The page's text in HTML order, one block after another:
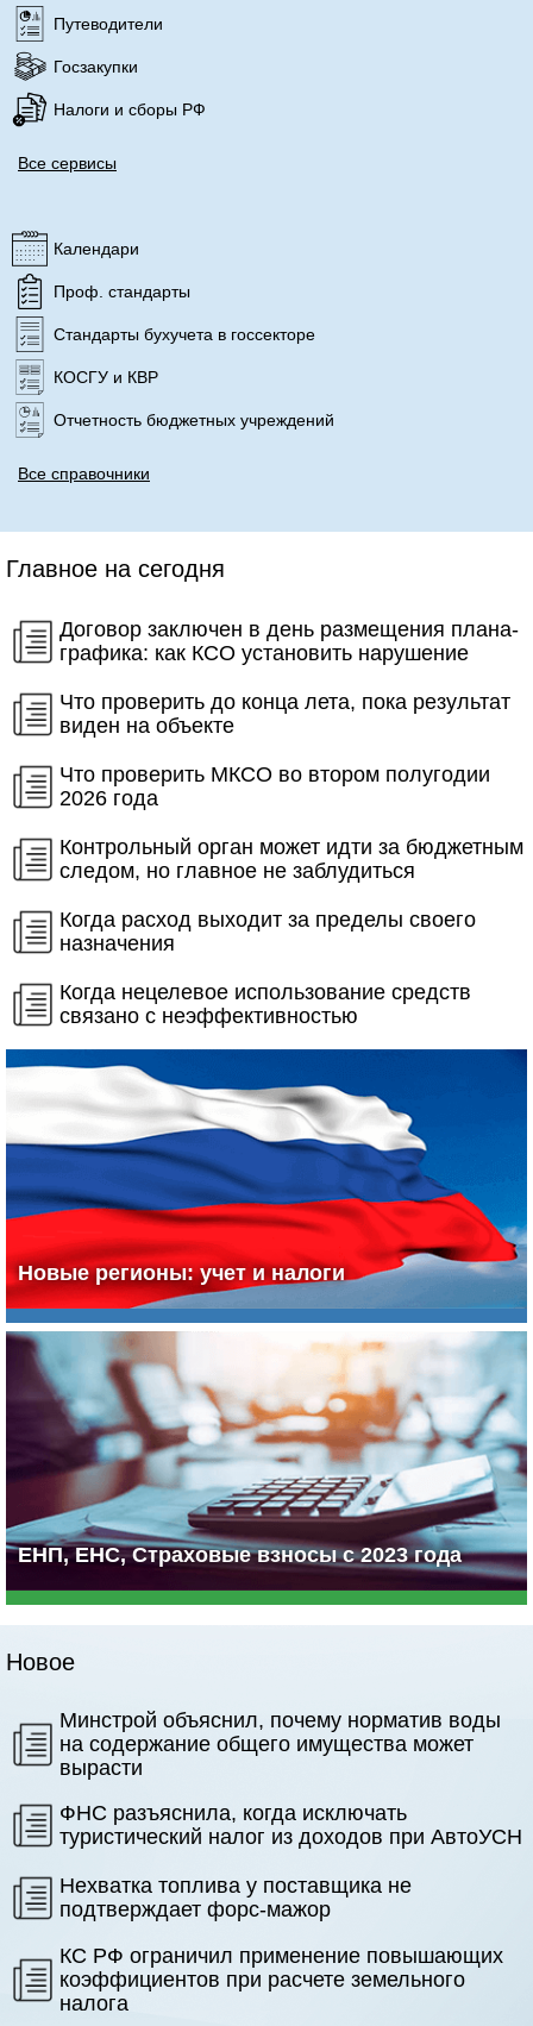
Путеводители
Госзакупки
Налоги и сборы РФ
Все сервисы
Календари
Проф. стандарты
Стандарты бухучета в госсекторе
КОСГУ и КВР
Отчетность бюджетных учреждений
Все справочники
Главное на сегодня
Договор заключен в день размещения плана-
графика: как КСО установить нарушение
Что проверить до конца лета, пока результат
виден на объекте
Что проверить МКСО во втором полугодии
2026 года
Контрольный орган может идти за бюджетным
следом, но главное не заблудиться
Когда расход выходит за пределы своего
назначения
Когда нецелевое использование средств
связано с неэффективностью
Новые регионы: учет и налоги
ЕНП, ЕНС, Страховые взносы с 2023 года
Новое
Минстрой объяснил, почему норматив воды
на содержание общего имущества может
вырасти
ФНС разъяснила, когда исключать
туристический налог из доходов при АвтоУСН
Нехватка топлива у поставщика не
подтверждает форс-мажор
КС РФ ограничил применение повышающих
коэффициентов при расчете земельного
налога